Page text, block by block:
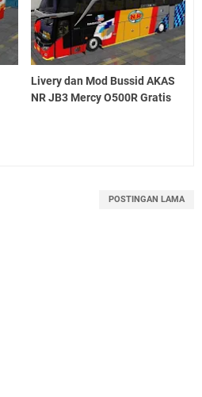
Livery dan Mod Bussid AKAS
NR JB3 Mercy O500R Gratis
POSTINGAN LAMA